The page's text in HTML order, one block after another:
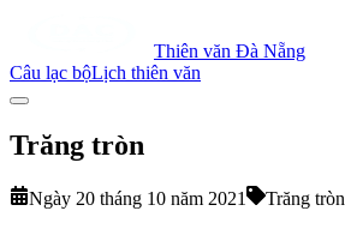
Thiên văn Đà Nẵng
Câu lạc bộLịch thiên văn
Trăng tròn
Ngày 20 tháng 10 năm 2021 Trăng tròn